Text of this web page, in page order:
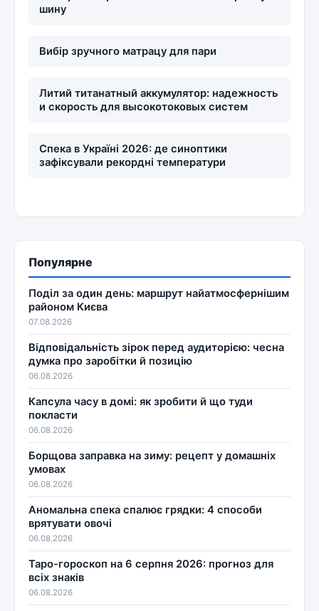
шину
Вибір зручного матрацу для пари
Литий титанатный аккумулятор: надежность
и скорость для высокотоковых систем
Спека в Україні 2026: де синоптики
зафіксували рекордні температури
Популярне
Поділ за один день: маршрут найатмосфернішим
районом Києва
07.08.2026
Відповідальність зірок перед аудиторією: чесна
думка про заробітки й позицію
06.08.2026
Капсула часу в домі: як зробити й що туди
покласти
06.08.2026
Борщова заправка на зиму: рецепт у домашніх
умовах
06.08.2026
Аномальна спека спалює грядки: 4 способи
врятувати овочі
06.08.2026
Таро-гороскоп на 6 серпня 2026: прогноз для
всіх знаків
06.08.2026